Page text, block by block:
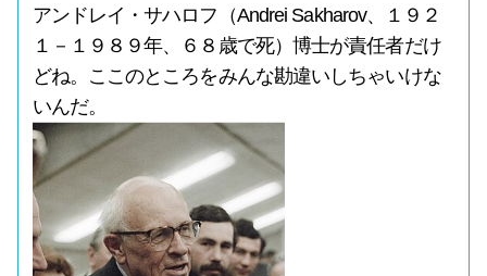
アンドレイ・サハロフ（Andrei Sakharov、１９２
１－１９８９年、６８歳で死）博士が責任者だけ
どね。ここのところをみんな勘違いしちゃいけな
いんだ。